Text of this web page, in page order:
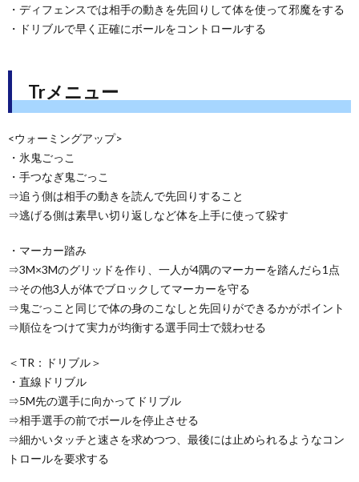
・ディフェンスでは相手の動きを先回りして体を使って邪魔をする
・ドリブルで早く正確にボールをコントロールする
Trメニュー
<ウォーミングアップ>
・氷鬼ごっこ
・手つなぎ鬼ごっこ
⇒追う側は相手の動きを読んで先回りすること
⇒逃げる側は素早い切り返しなど体を上手に使って躱す
・マーカー踏み
⇒3M×3Mのグリッドを作り、一人が4隅のマーカーを踏んだら1点
⇒その他3人が体でブロックしてマーカーを守る
⇒鬼ごっこと同じで体の身のこなしと先回りができるかがポイント
⇒順位をつけて実力が均衡する選手同士で競わせる
＜TR：ドリブル＞
・直線ドリブル
⇒5M先の選手に向かってドリブル
⇒相手選手の前でボールを停止させる
⇒細かいタッチと速さを求めつつ、最後には止められるようなコン
トロールを要求する